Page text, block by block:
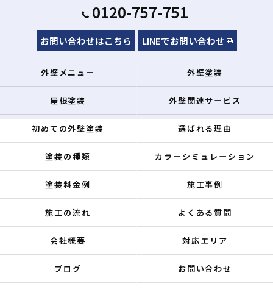
0120-757-751
お問い合わせはこちら LINEでお問い合わせ
外壁メニュー 外壁塗装
屋根塗装 外壁関連サービス
初めての外壁塗装 選ばれる理由
塗装の種類 カラーシミュレーション
塗装料金例 施工事例
施工の流れ よくある質問
会社概要 対応エリア
ブログ お問い合わせ